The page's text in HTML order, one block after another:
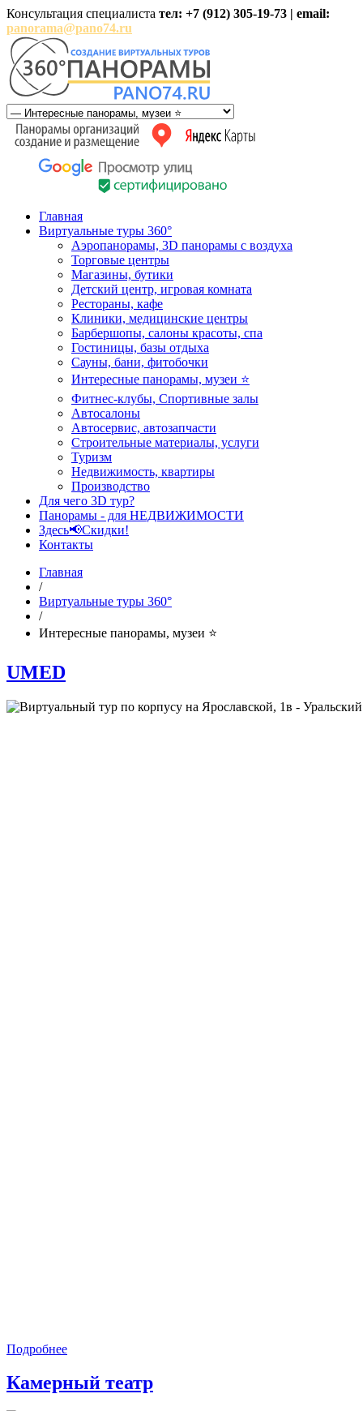
Консультация специалиста тел: +7 (912) 305-19-73 | email:
panorama@pano74.ru
Главная
Виртуальные туры 360°
Аэропанорамы, 3D панорамы с воздуха
Торговые центры
Магазины, бутики
Детский центр, игровая комната
Рестораны, кафе
Клиники, медицинские центры
Барбершопы, салоны красоты, спа
Гостиницы, базы отдыха
Сауны, бани, фитобочки
Интересные панорамы, музеи ⭐
Фитнес-клубы, Спортивные залы
Автосалоны
Автосервис, автозапчасти
Строительные материалы, услуги
Туризм
Недвижимость, квартиры
Производство
Для чего 3D тур?
Панорамы - для НЕДВИЖИМОСТИ
Здесь📢Скидки!
Контакты
Главная
/
Виртуальные туры 360°
/
Интересные панорамы, музеи ⭐
UMED
Подробнее
Камерный театр